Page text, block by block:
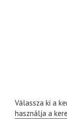
Válassza ki a
használja a